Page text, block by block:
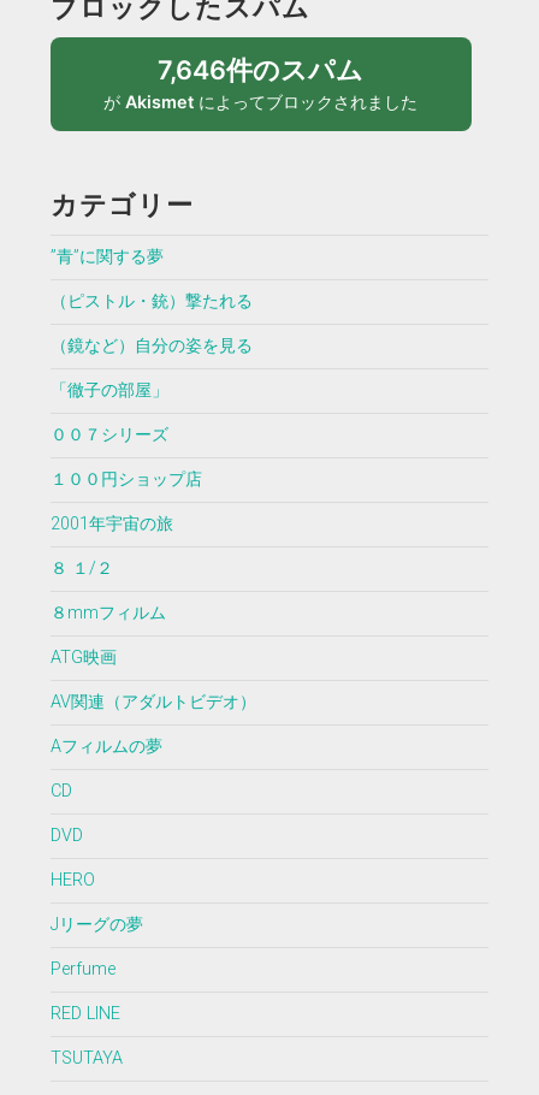
ブロックしたスパム
7,646件のスパム
がAkismet によってブロックされました
カテゴリー
”青”に関する夢
（ピストル・銃）撃たれる
（鏡など）自分の姿を見る
「徹子の部屋」
００７シリーズ
１００円ショップ店
2001年宇宙の旅
８ １/２
８mmフィルム
ATG映画
AV関連（アダルトビデオ）
Aフィルムの夢
CD
DVD
HERO
Jリーグの夢
Perfume
RED LINE
TSUTAYA